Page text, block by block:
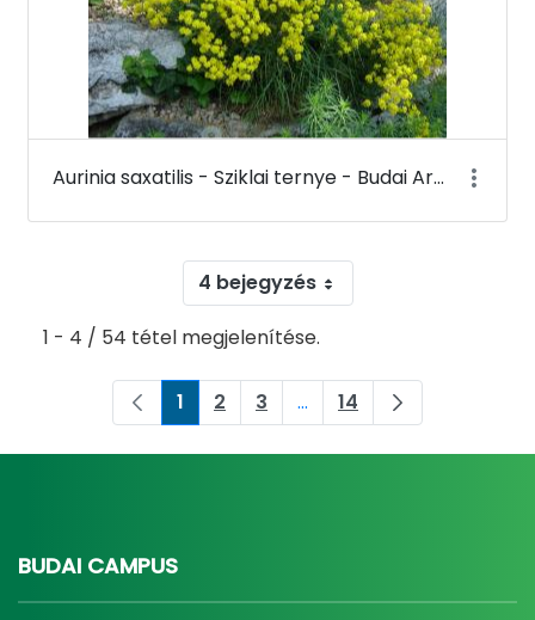
Aurinia saxatilis - Sziklai ternye - Budai Arborétum
4 bejegyzés
1 - 4 / 54 tétel megjelenítése.
Oldal
1 Oldal
2 Oldal
3 ...Köztes oldalak
Oldal
14
BUDAI CAMPUS